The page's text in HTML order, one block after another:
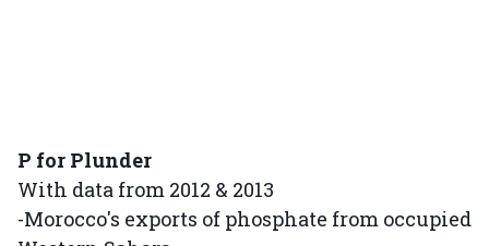
P for Plunder
With data from 2012 & 2013
-Morocco's exports of phosphate from occupied